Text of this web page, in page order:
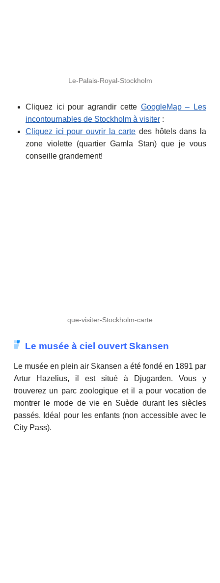
Le-Palais-Royal-Stockholm
Cliquez ici pour agrandir cette GoogleMap – Les
incontournables de Stockholm à visiter :
Cliquez ici pour ouvrir la carte des hôtels dans la
zone violette (quartier Gamla Stan) que je vous
conseille grandement!
que-visiter-Stockholm-carte
Le musée à ciel ouvert Skansen
Le musée en plein air Skansen a été fondé en 1891 par
Artur Hazelius, il est situé à Djugarden. Vous y
trouverez un parc zoologique et il a pour vocation de
montrer le mode de vie en Suède durant les siècles
passés. Idéal pour les enfants (non accessible avec le
City Pass).